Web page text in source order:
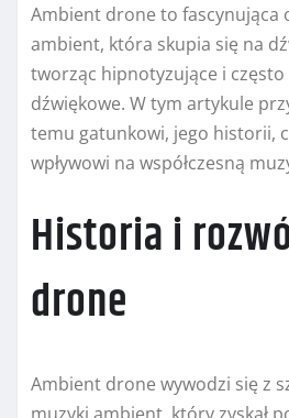
Ambient drone to fascynująca
ambient, która skupia się na
tworząc hipnotyzujące i
dźwiękowe. W tym artykule
temu gatunkowi, jego historii,
wpływowi na współczesną
Historia i
drone
Ambient drone wywodzi się z